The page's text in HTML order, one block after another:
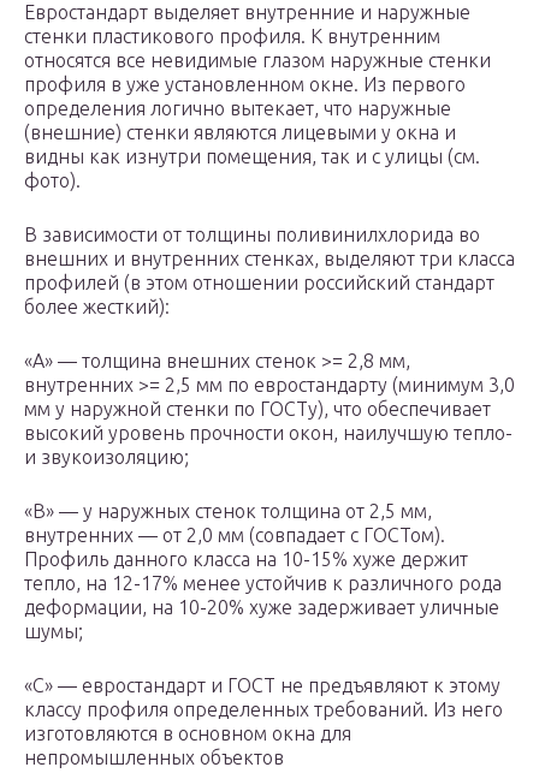
Евростандарт выделяет внутренние и наружные
стенки пластикового профиля. К внутренним
относятся все невидимые глазом наружные стенки
профиля в уже установленном окне. Из первого
определения логично вытекает, что наружные
(внешние) стенки являются лицевыми у окна и
видны как изнутри помещения, так и с улицы (см.
фото).
В зависимости от толщины поливинилхлорида во
внешних и внутренних стенках, выделяют три класса
профилей (в этом отношении российский стандарт
более жесткий):
«А» — толщина внешних стенок >= 2,8 мм,
внутренних >= 2,5 мм по евростандарту (минимум 3,0
мм у наружной стенки по ГОСТу), что обеспечивает
высокий уровень прочности окон, наилучшую тепло-
и звукоизоляцию;
«В» — у наружных стенок толщина от 2,5 мм,
внутренних — от 2,0 мм (совпадает с ГОСТом).
Профиль данного класса на 10-15% хуже держит
тепло, на 12-17% менее устойчив к различного рода
деформации, на 10-20% хуже задерживает уличные
шумы;
«С» — евростандарт и ГОСТ не предъявляют к этому
классу профиля определенных требований. Из него
изготовляются в основном окна для
непромышленных объектов